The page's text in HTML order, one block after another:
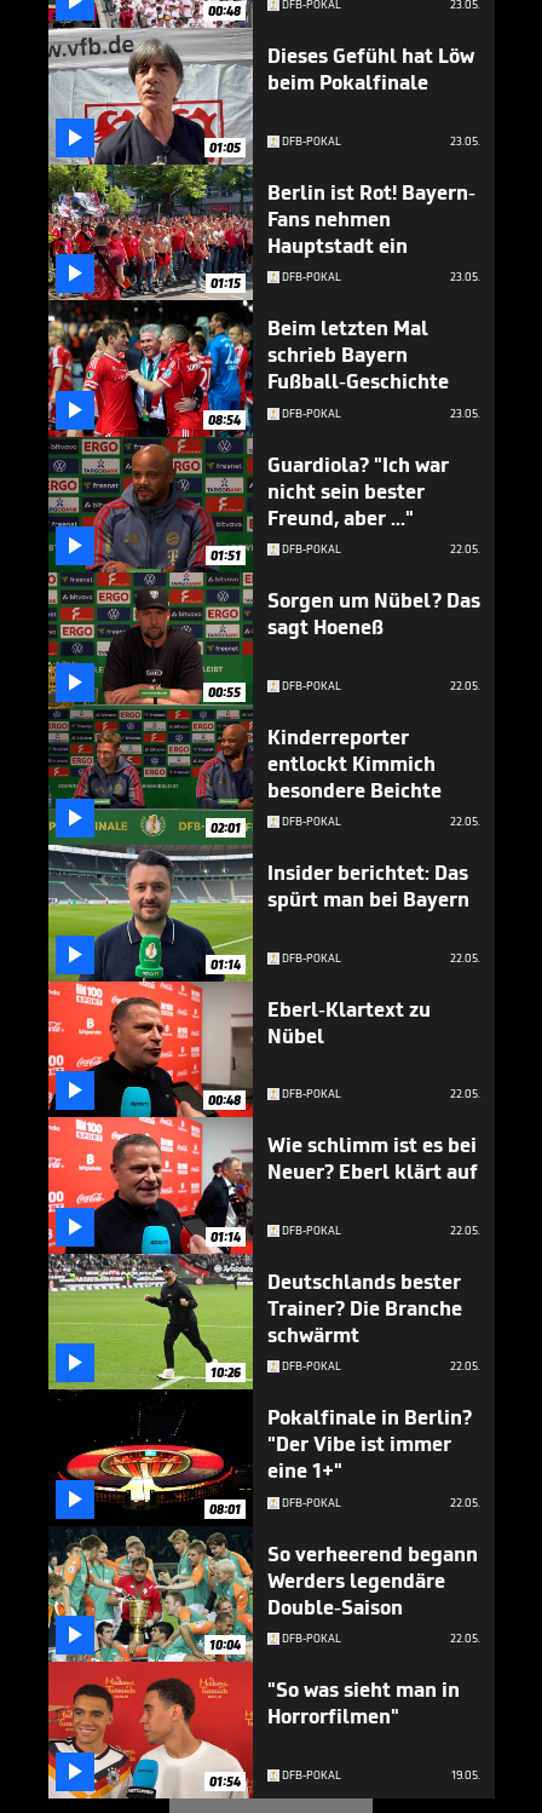
00:48 DFB-POKAL 23.05.
 01:05
Dieses Gefühl hat Löw
beim Pokalfinale
DFB-POKAL 23.05.
 01:15
Berlin ist Rot! Bayern-
Fans nehmen
Hauptstadt ein
DFB-POKAL 23.05.
 08:54
Beim letzten Mal
schrieb Bayern
Fußball-Geschichte
DFB-POKAL 23.05.
 01:51
Guardiola? "Ich war
nicht sein bester
Freund, aber ..."
DFB-POKAL 22.05.
 00:55
Sorgen um Nübel? Das
sagt Hoeneß
DFB-POKAL 22.05.
 02:01
Kinderreporter
entlockt Kimmich
besondere Beichte
DFB-POKAL 22.05.
 01:14
Insider berichtet: Das
spürt man bei Bayern
DFB-POKAL 22.05.
 00:48
Eberl-Klartext zu
Nübel
DFB-POKAL 22.05.
 01:14
Wie schlimm ist es bei
Neuer? Eberl klärt auf
DFB-POKAL 22.05.
 10:26
Deutschlands bester
Trainer? Die Branche
schwärmt
DFB-POKAL 22.05.
 08:01
Pokalfinale in Berlin?
"Der Vibe ist immer
eine 1+"
DFB-POKAL 22.05.
 10:04
So verheerend begann
Werders legendäre
Double-Saison
DFB-POKAL 22.05.
 01:54
"So was sieht man in
Horrorfilmen"
DFB-POKAL 19.05.